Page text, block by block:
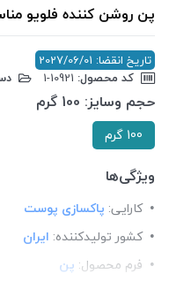
پن روشن کننده فلویو
تاریخ انقضا: 2027/06/01
کد محصول:
حجم وسایز: 100 گرم
100 گرم
ویژگی‌ها
کارایی: پاکسازی پوست
کشور تولید‎کننده:
ایران
فرم محصول: پن